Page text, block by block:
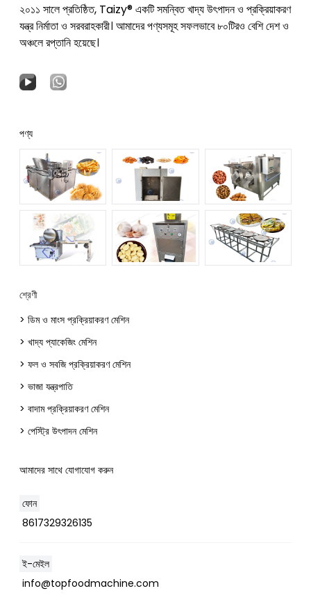
২০১১ সালে প্রতিষ্ঠিত, Taizy® একটি সমন্বিত খাদ্য উৎপাদন ও প্রক্রিয়াকরণ
যন্ত্র নির্মাতা ও সরবরাহকারী। আমাদের পণ্যসমূহ সফলভাবে ৮০টিরও বেশি দেশ ও
অঞ্চলে রপ্তানি হয়েছে।
পণ্য
শ্রেণী
> ডিম ও মাংস প্রক্রিয়াকরণ মেশিন
> খাদ্য প্যাকেজিং মেশিন
> ফল ও সবজি প্রক্রিয়াকরণ মেশিন
> ভাজা যন্ত্রপাতি
> বাদাম প্রক্রিয়াকরণ মেশিন
> পেস্ট্রি উৎপাদন মেশিন
আমাদের সাথে যোগাযোগ করুন
ফোন
8617329326135
ই-মেইল
info@topfoodmachine.com